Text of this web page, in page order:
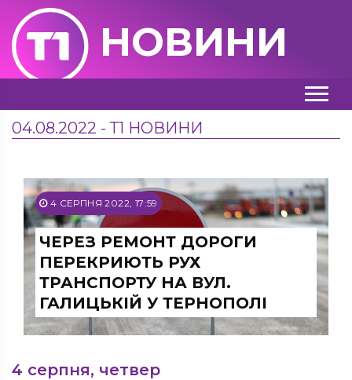
НОВИНИ
04.08.2022 - Т1 НОВИНИ
4 СЕРПНЯ 2022, 17:59
ЧЕРЕЗ РЕМОНТ ДОРОГИ
ПЕРЕКРИЮТЬ РУХ
ТРАНСПОРТУ НА ВУЛ.
ГАЛИЦЬКІЙ У ТЕРНОПОЛІ
4 серпня, четвер